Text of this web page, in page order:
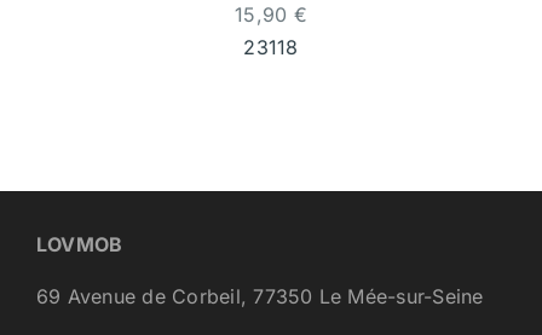
15,90 €
23118
LOVMOB
69 Avenue de Corbeil, 77350 Le Mée-sur-Seine